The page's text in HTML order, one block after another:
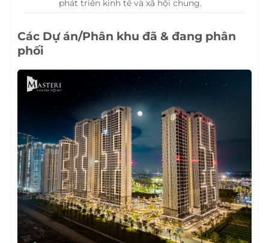
phát triển kinh tế và xã hội chung.
Các Dự án/Phân khu đã & đang phân
phối